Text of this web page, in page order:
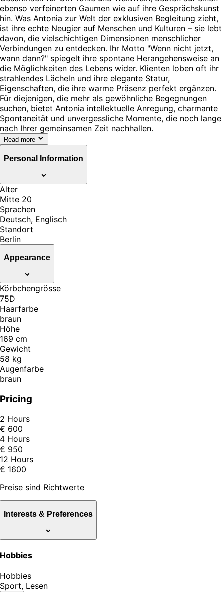
ebenso verfeinerten Gaumen wie auf ihre Gesprächskunst
hin. Was Antonia zur Welt der exklusiven Begleitung zieht,
ist ihre echte Neugier auf Menschen und Kulturen – sie lebt
davon, die vielschichtigen Dimensionen menschlicher
Verbindungen zu entdecken. Ihr Motto "Wenn nicht jetzt,
wann dann?" spiegelt ihre spontane Herangehensweise an
die Möglichkeiten des Lebens wider. Klienten loben oft ihr
strahlendes Lächeln und ihre elegante Statur,
Eigenschaften, die ihre warme Präsenz perfekt ergänzen.
Für diejenigen, die mehr als gewöhnliche Begegnungen
suchen, bietet Antonia intellektuelle Anregung, charmante
Spontaneität und unvergessliche Momente, die noch lange
nach Ihrer gemeinsamen Zeit nachhallen.
Read more
Personal Information
Alter
Mitte 20
Sprachen
Deutsch, Englisch
Standort
Berlin
Appearance
Körbchengrösse
75D
Haarfarbe
braun
Höhe
169 cm
Gewicht
58 kg
Augenfarbe
braun
Pricing
2 Hours
€ 600
4 Hours
€ 950
12 Hours
€ 1600
Preise sind Richtwerte
Interests & Preferences
Hobbies
Hobbies
Sport, Lesen